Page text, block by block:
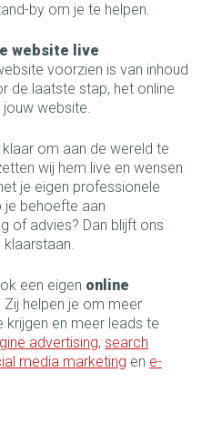
by om je te helpen.
website live
voorzien is van inhoud
de laatste stap, het online
website.
om aan de wereld te
wij hem live en wensen
je eigen professionele
je behoefte aan
of advies? Dan blijft ons
een eigen online
Zij helpen je om meer
en meer leads te
advertising, search
media marketing en e-